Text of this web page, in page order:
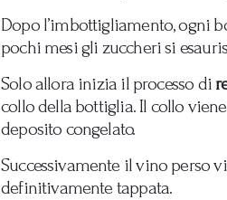
Dopo l’imbottigliamento, ogni
pochi mesi gli zuccheri si
Solo allora inizia il processo di
collo della bottiglia. Il collo
deposito congelato.
Successivamente il vino perso
definitivamente tappata.